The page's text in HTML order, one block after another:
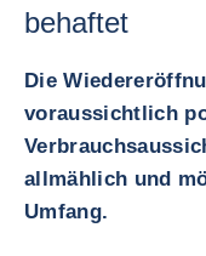
behaftet
Die
voraussichtlich
allmählich und
Umfang.